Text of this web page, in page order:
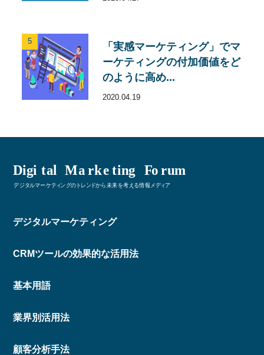
5
「実感マーケティング」でマ
ーケティングの付加価値をど
のように高め...
2020.04.19
デジタルマーケティング
CRMツールの効果的な活用法
基本用語
業界別活用法
顧客分析手法